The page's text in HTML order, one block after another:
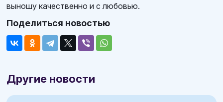
выношу качественно и с любовью.
Поделиться новостью
Другие новости